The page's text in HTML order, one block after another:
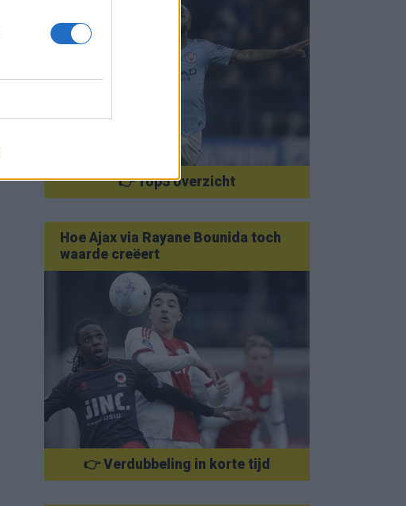
👉 Top5 overzicht
Hoe Ajax via Rayane Bounida toch
waarde creëert
👉 Verdubbeling in korte tijd